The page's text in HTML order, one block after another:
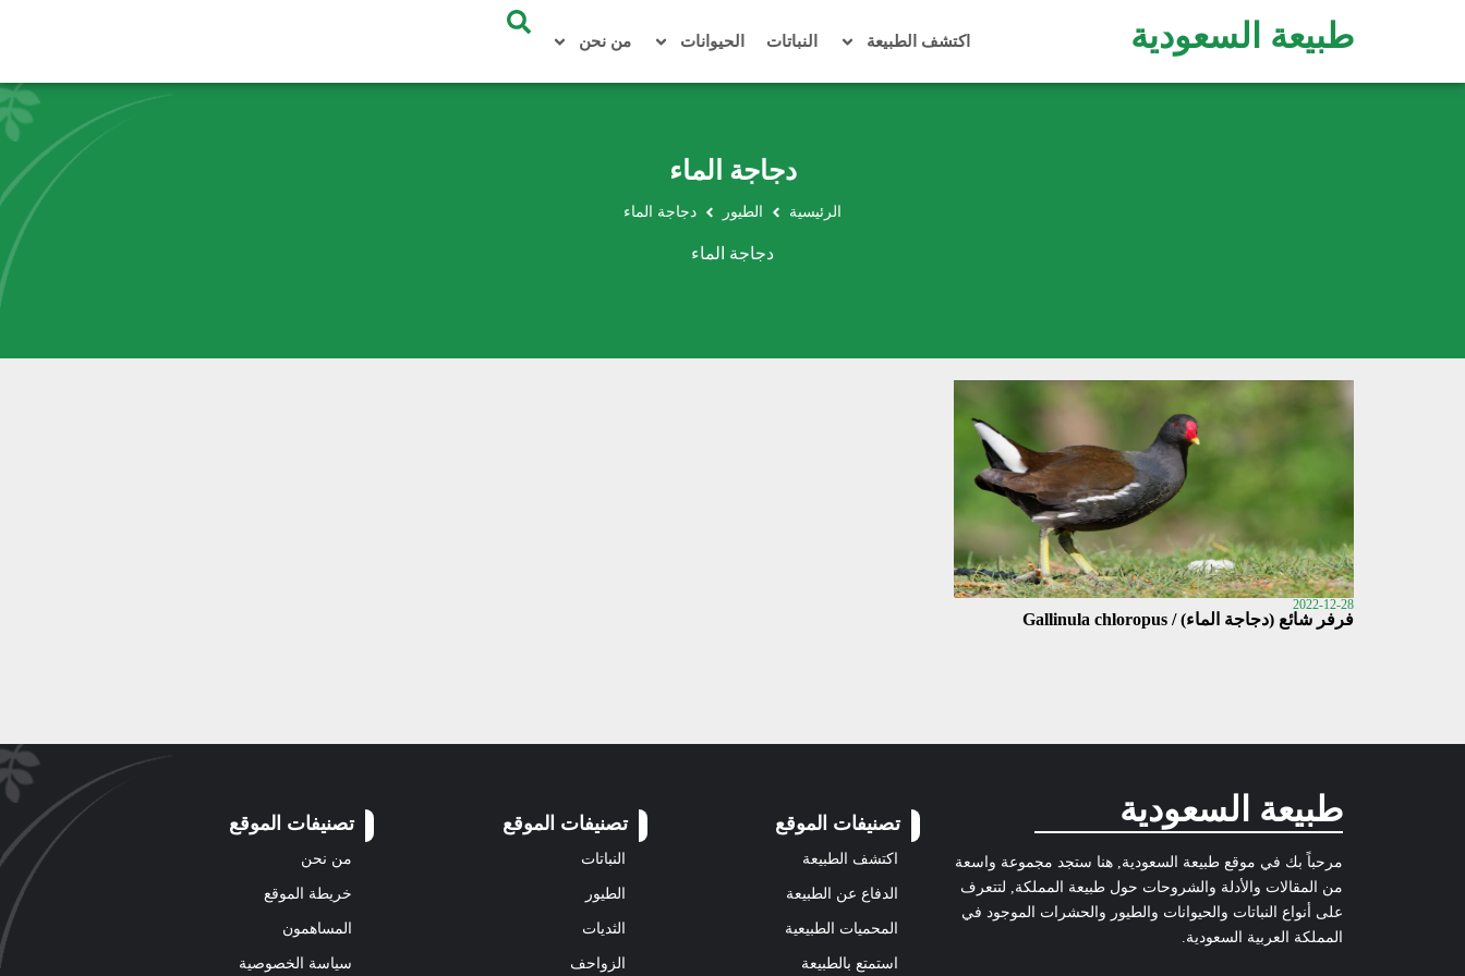
طبيعة السعودية اكتشف الطبيعة النباتات الحيوانات من نحن
دجاجة الماء
الرئيسية الطيور دجاجة الماء
دجاجة الماء
2022-12-28
فرفر شائع (دجاجة الماء) / Gallinula chloropus
طبيعة السعودية
مرحباً بك في موقع طبيعة السعودية, هنا ستجد مجموعة واسعة
من المقالات والأدلة والشروحات حول طبيعة المملكة, لتتعرف
على أنواع النباتات والحيوانات والطيور والحشرات الموجود في
المملكة العربية السعودية.
تصنيفات الموقع
اكتشف الطبيعة
الدفاع عن الطبيعة
المحميات الطبيعية
استمتع بالطبيعة
تصنيفات الموقع
النباتات
الطيور
الثديات
الزواحف
تصنيفات الموقع
من نحن
خريطة الموقع
المساهمون
سياسة الخصوصية